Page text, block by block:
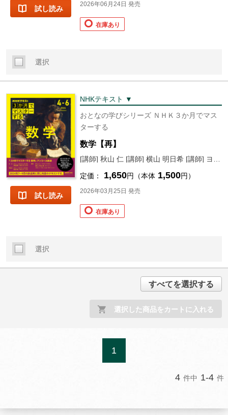
試し読み
2026年06月24日 発売
在庫あり
選択
試し読み
NHKテキスト ▼
おとなの学びシリーズ ＮＨＫ３か月でマス
ターする
数学【再】
定価： 1,650円（本体 1,500円）
2026年03月25日 発売
在庫あり
選択
すべてを選択する
選択した商品をカートに入れる
1
4 件中 1-4 件